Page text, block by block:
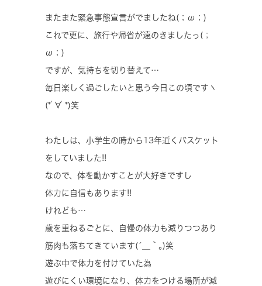
またまた緊急事態宣言がでましたね(；ω；)
これで更に、旅行や帰省が遠のきましたっ(；
ω；)
ですが、気持ちを切り替えて…
毎日楽しく過ごしたいと思う今日この頃ですヽ
(*ﾟ∀ﾟ*)笑
わたしは、小学生の時から13年近くバスケット
をしていました!!
なので、体を動かすことが大好きですし
体力に自信もあります!!
けれども…
歳を重ねるごとに、自慢の体力も減りつつあり
筋肉も落ちてきています(´＿｀｡)笑
遊ぶ中で体力を付けていた為
遊びにくい環境になり、体力をつける場所が減